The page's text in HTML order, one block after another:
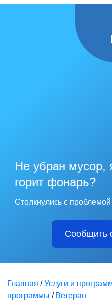
Не убран мусор,
горит фонарь?
Столкнулись с
Сообщить
Главная /Услуги и
программы / Ветеран